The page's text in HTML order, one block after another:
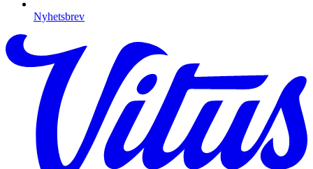
Nyhetsbrev